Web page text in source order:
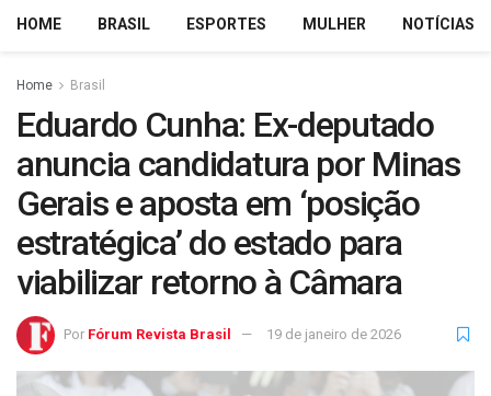
HOME BRASIL ESPORTES MULHER NOTÍCIAS
Home Brasil
Eduardo Cunha: Ex-deputado
anuncia candidatura por Minas
Gerais e aposta em ‘posição
estratégica’ do estado para
viabilizar retorno à Câmara
Por Fórum Revista Brasil 19 de janeiro de 2026